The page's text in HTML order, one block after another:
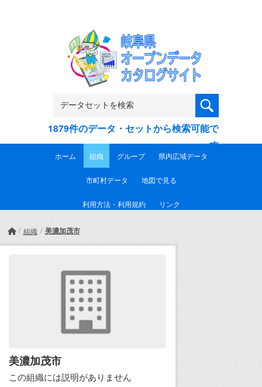
1879件のデータ・セットから検索可能で
す
ホーム 組織 グループ 県内広域データ
市町村データ 地図で見る
利用方法・利用規約 リンク
組織 美濃加茂市
美濃加茂市
この組織には説明がありません